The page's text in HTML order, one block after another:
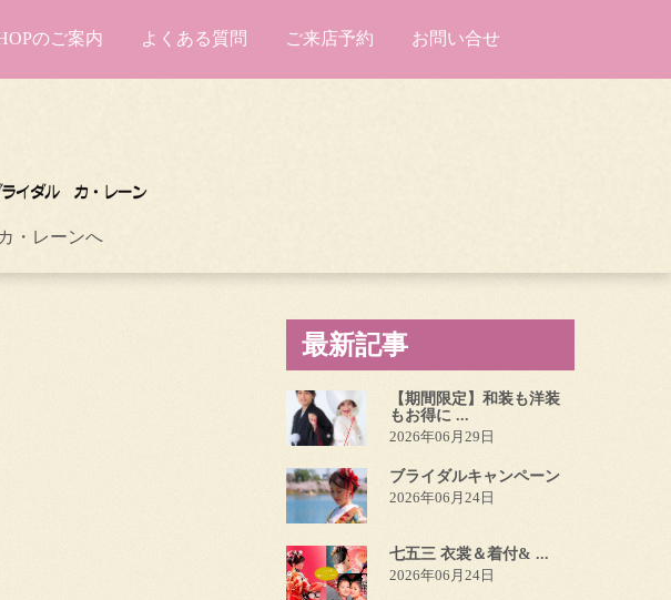
のご案内 よくある質問 ご来店予約 お問い合せ
・レーンへ
最新記事
【期間限定】和装も洋装
もお得に ...
2026年06月29日
ブライダルキャンペーン
2026年06月24日
七五三 衣裳＆着付& ...
2026年06月24日